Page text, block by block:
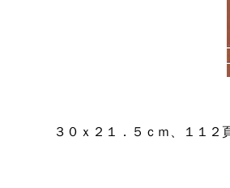
３０ｘ２１．５ｃｍ、１１